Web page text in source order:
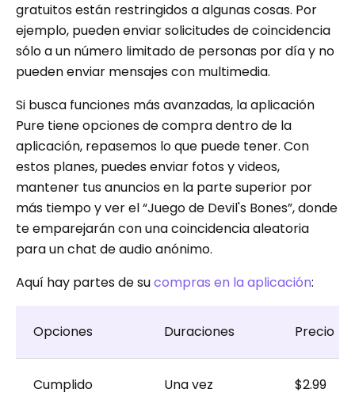
gratuitos están restringidos a algunas cosas. Por
ejemplo, pueden enviar solicitudes de coincidencia
sólo a un número limitado de personas por día y no
pueden enviar mensajes con multimedia.
Si busca funciones más avanzadas, la aplicación
Pure tiene opciones de compra dentro de la
aplicación, repasemos lo que puede tener. Con
estos planes, puedes enviar fotos y videos,
mantener tus anuncios en la parte superior por
más tiempo y ver el “Juego de Devil's Bones”, donde
te emparejarán con una coincidencia aleatoria
para un chat de audio anónimo.
Aquí hay partes de sucompras en la aplicación:
Opciones Duraciones Precio
Cumplido Una vez $2.99